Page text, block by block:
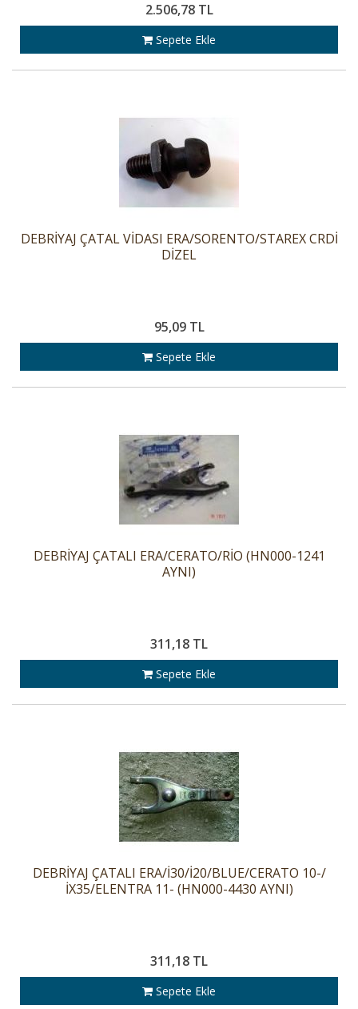
2.506,78 TL
Sepete Ekle
DEBRİYAJ ÇATAL VİDASI ERA/SORENTO/STAREX CRDİ
DİZEL
95,09 TL
Sepete Ekle
DEBRİYAJ ÇATALI ERA/CERATO/RİO (HN000-1241
AYNI)
311,18 TL
Sepete Ekle
DEBRİYAJ ÇATALI ERA/İ30/İ20/BLUE/CERATO 10-/
İX35/ELENTRA 11- (HN000-4430 AYNI)
311,18 TL
Sepete Ekle